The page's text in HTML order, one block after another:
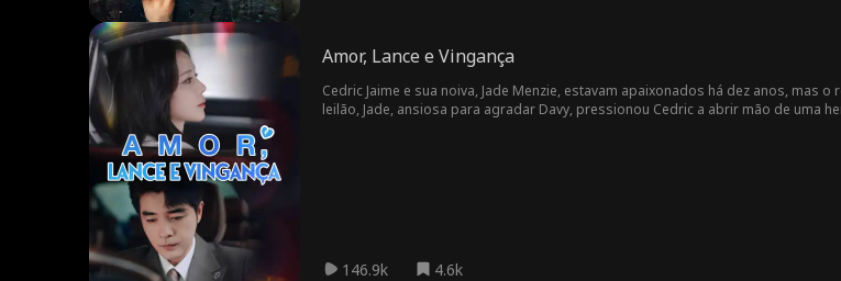
Amor, Lance e Vingança
Cedric Jaime e sua noiva, Jade Menzie, estavam apaixonados há dez anos,
leilão, Jade, ansiosa para agradar Davy, pressionou Cedric a abrir mão de uma
146.9k 4.6k